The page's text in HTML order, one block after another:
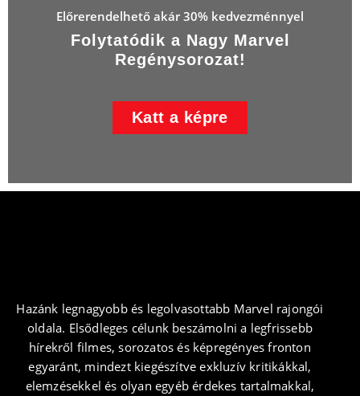
Előrerendelhető akár 30% kedvezménnyel
Folytatódik a Nagy Marvel
Regénysorozat!
Katt a képre
Hazánk legnagyobb és legolvasottabb Marvel rajongói
oldala. Elsődleges célunk beszámolni a legfrissebb
hírekről filmes, sorozatos és képregényes fronton
egyaránt, mindezt kiegészítve exkluzív kritikákkal,
elemzésekkel és olyan egyéb érdekes tartalmakkal,